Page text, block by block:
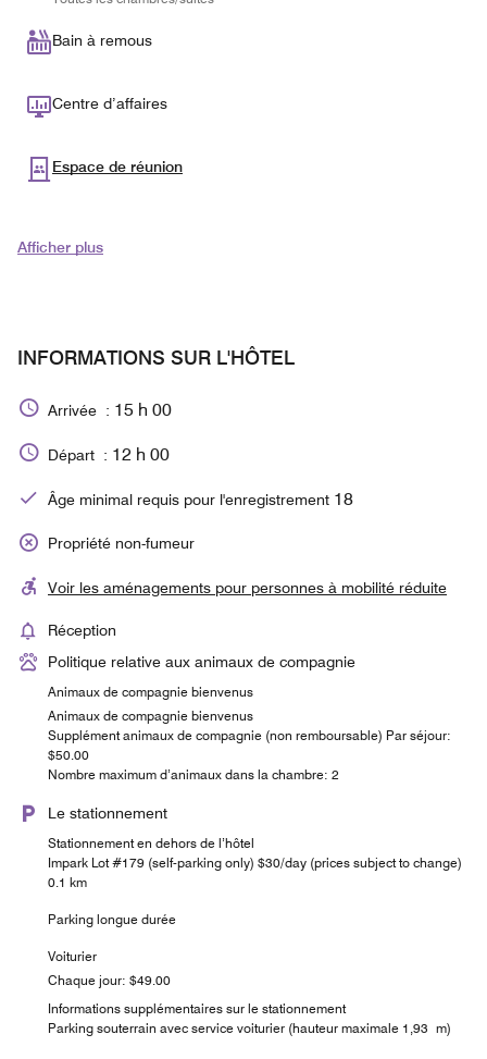
Bain à remous
Centre d’affaires
Espace de réunion
Afficher plus
INFORMATIONS SUR L'HÔTEL
Arrivée : 15 h 00
Départ : 12 h 00
Âge minimal requis pour l'enregistrement 18
Propriété non-fumeur
Voir les aménagements pour personnes à mobilité réduite
Réception
Politique relative aux animaux de compagnie
Animaux de compagnie bienvenus
Animaux de compagnie bienvenus
Supplément animaux de compagnie (non remboursable) Par séjour:
$50.00
Nombre maximum d’animaux dans la chambre: 2
Le stationnement
Stationnement en dehors de l’hôtel
Impark Lot #179 (self-parking only) $30/day (prices subject to change)
0.1 km
Parking longue durée
Voiturier
Chaque jour: $49.00
Informations supplémentaires sur le stationnement
Parking souterrain avec service voiturier (hauteur maximale 1,93 m)